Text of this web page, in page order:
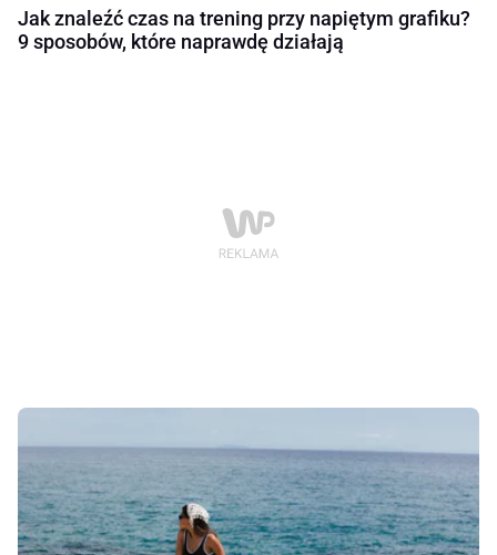
Jak znaleźć czas na trening przy napiętym grafiku?
9 sposobów, które naprawdę działają